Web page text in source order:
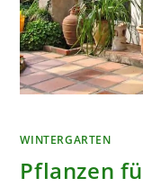
WINTERGARTEN
Pflanzen